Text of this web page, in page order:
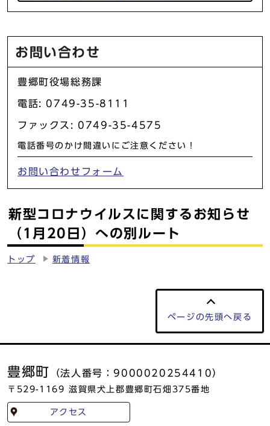
お問い合わせ
豊郷町役場総務課
電話: 0749-35-8111
ファックス: 0749-35-4575
電話番号のかけ間違いにご注意ください！
お問い合わせフォーム
新型コロナウイルスに関するお知らせ
（1月20日）への別ルート
トップ 新着情報
ページの先頭へ戻る
豊郷町 （法人番号：9000020254410）
〒529-1169 滋賀県犬上郡豊郷町石畑375番地
アクセス